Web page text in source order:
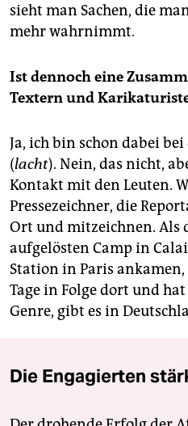
sieht man Sachen, die
mehr wahrnimmt.
Ist dennoch eine
Textern und
Ja, ich bin schon dabei bei
(lacht). Nein, das nicht,
Kontakt mit den Leuten.
Pressezeichner, die
Ort und mitzeichnen. Als
aufgelösten Camp in
Station in Paris
Tage in Folge dort und hat
Genre, gibt es in
Die Engagierten